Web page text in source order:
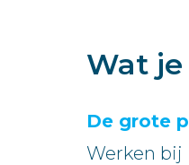
Wat
De grote
Werken bij